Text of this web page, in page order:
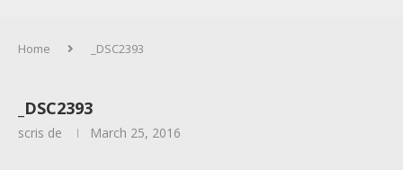
Home _DSC2393
_DSC2393
scris de March 25, 2016